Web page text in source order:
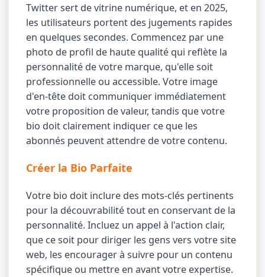
Twitter sert de vitrine numérique, et en 2025,
les utilisateurs portent des jugements rapides
en quelques secondes. Commencez par une
photo de profil de haute qualité qui reflète la
personnalité de votre marque, qu'elle soit
professionnelle ou accessible. Votre image
d'en-tête doit communiquer immédiatement
votre proposition de valeur, tandis que votre
bio doit clairement indiquer ce que les
abonnés peuvent attendre de votre contenu.
Créer la Bio Parfaite
Votre bio doit inclure des mots-clés pertinents
pour la découvrabilité tout en conservant de la
personnalité. Incluez un appel à l'action clair,
que ce soit pour diriger les gens vers votre site
web, les encourager à suivre pour un contenu
spécifique ou mettre en avant votre expertise.